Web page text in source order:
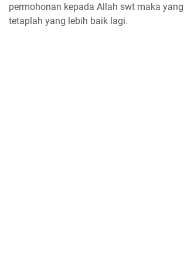
permohonan kepada Allah swt maka
tetaplah yang lebih baik lagi.